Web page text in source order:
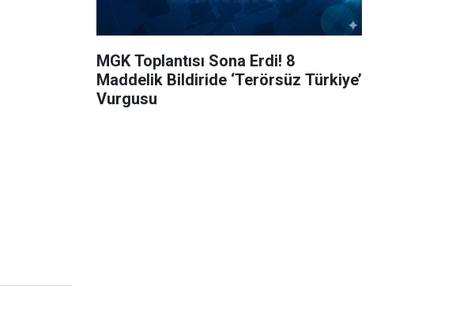
MGK Toplantısı Sona Erdi! 8
Maddelik Bildiride ‘Terörsüz Türkiye’
Vurgusu